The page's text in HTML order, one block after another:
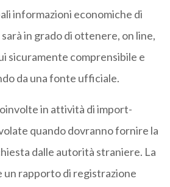
informazioni economiche di
in grado di ottenere, on line,
sicuramente comprensibile e
da una fonte ufficiale.
in attività di import-
quando dovranno fornire la
dalle autorità straniere. La
un rapporto di registrazione